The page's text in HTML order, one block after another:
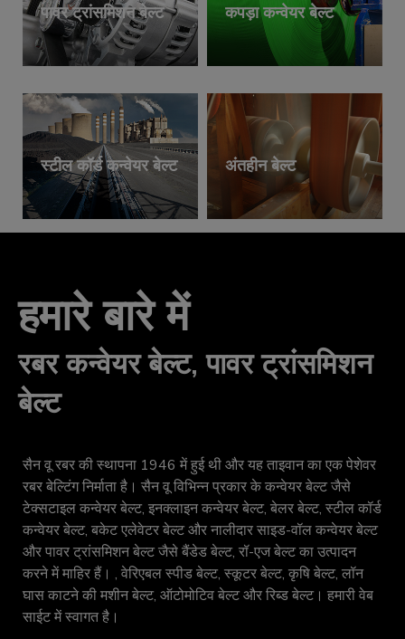
पावर ट्रांसमिशन बेल्ट कपड़ा कन्वेयर बेल्ट
स्टील कॉर्ड कन्वेयर बेल्ट अंतहीन बेल्ट
हमारे बारे में
रबर कन्वेयर बेल्ट, पावर ट्रांसमिशन
बेल्ट
सैन वू रबर की स्थापना 1946 में हुई थी और यह ताइवान का एक पेशेवर
रबर बेल्टिंग निर्माता है। सैन वू विभिन्न प्रकार के कन्वेयर बेल्ट जैसे
टेक्सटाइल कन्वेयर बेल्ट, इनक्लाइन कन्वेयर बेल्ट, बेलर बेल्ट, स्टील कॉर्ड
कन्वेयर बेल्ट, बकेट एलेवेटर बेल्ट और नालीदार साइड-वॉल कन्वेयर बेल्ट
और पावर ट्रांसमिशन बेल्ट जैसे बैंडेड बेल्ट, रॉ-एज बेल्ट का उत्पादन
करने में माहिर हैं। , वेरिएबल स्पीड बेल्ट, स्कूटर बेल्ट, कृषि बेल्ट, लॉन
घास काटने की मशीन बेल्ट, ऑटोमोटिव बेल्ट और रिब्ड बेल्ट। हमारी वेब
साईट में स्वागत है।